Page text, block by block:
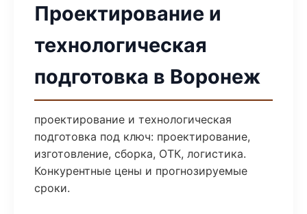
Проектирование и
технологическая
подготовка в Воронеж
проектирование и технологическая
подготовка под ключ: проектирование,
изготовление, сборка, ОТК, логистика.
Конкурентные цены и прогнозируемые
сроки.